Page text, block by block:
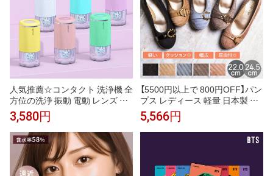
人気推薦☆コンタクト 洗浄機 全
方位の洗浄 振動 電動 レンズ 超
音波 洗濯 小型 USB急速充電 低
騒音&低振動設計 しっかりきれ
いに 小型 コンタクト 洗浄器 コ
ンタクトレンズ洗浄機 コンタク
ト ケース ミニ 脂質/汚れ/蛋白洗
浄 超音波洗浄器
3,580円
【5500円以上で 800円OFF】パン
プス レディース 軽量 日本製 ク
ッション 幅広 履きやすい 22.0c
m〜24.5cm 秋冬 ブラック ベー
ジュ ブルー グレー ピンク フラ
ットシューズ コーデュロイ ゴー
5,566円